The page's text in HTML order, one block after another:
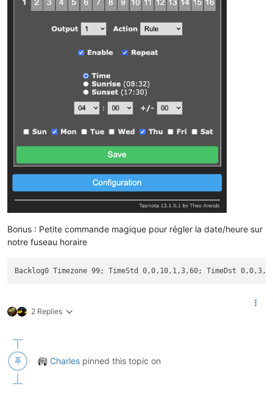
Bonus : Petite commande magique pour régler la date/heure sur
notre fuseau horaire
2 Replies
Charles pinned this topic on